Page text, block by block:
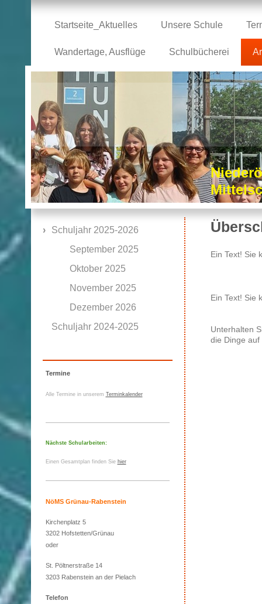
Startseite_Aktuelles Unsere Schule
Wandertage, Ausflüge Schulbücherei
Ein Text! Sie
Ein Text! Sie
Unterhalten
die Dinge
Schuljahr 2025-2026
September 2025
Oktober 2025
November 2025
Dezember 2026
Schuljahr 2024-2025
Termine
Alle Termine in unserem Terminkalender
Nächste Schularbeiten:
Einen Gesamtplan finden Sie hier
NöMS Grünau-Rabenstein
Kirchenplatz 5
3202 Hofstetten/Grünau
oder
St. Pöltnerstraße 14
3203 Rabenstein an der Pielach
Telefon